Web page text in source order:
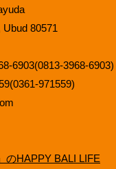
80571
6903(0813-3968-6903)
971559)
のHAPPY BALI LIFE